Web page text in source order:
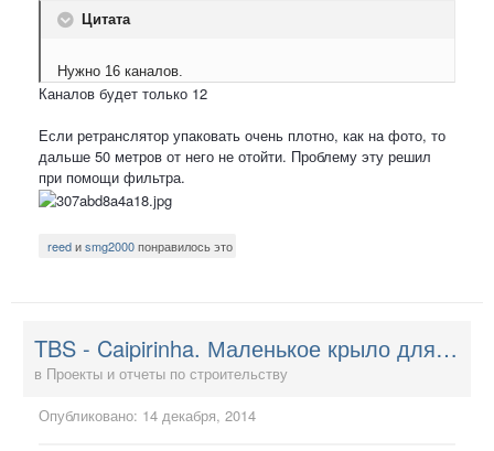
Цитата
Нужно 16 каналов.
Каналов будет только 12
Если ретранслятор упаковать очень плотно, как на фото, то
дальше 50 метров от него не отойти. Проблему эту решил
при помощи фильтра.
reedиsmg2000понравилось это
TBS - Caipirinha. Маленькое крыло для драйва
в Проекты и отчеты по строительству
Опубликовано: 14 декабря, 2014